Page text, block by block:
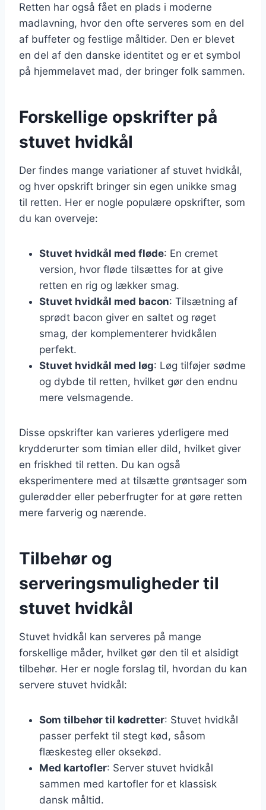
Retten har også fået en plads i moderne
madlavning, hvor den ofte serveres som en del
af buffeter og festlige måltider. Den er blevet
en del af den danske identitet og er et symbol
på hjemmelavet mad, der bringer folk sammen.
Forskellige opskrifter på
stuvet hvidkål
Der findes mange variationer af stuvet hvidkål,
og hver opskrift bringer sin egen unikke smag
til retten. Her er nogle populære opskrifter, som
du kan overveje:
Stuvet hvidkål med fløde: En cremet
version, hvor fløde tilsættes for at give
retten en rig og lækker smag.
Stuvet hvidkål med bacon: Tilsætning af
sprødt bacon giver en saltet og røget
smag, der komplementerer hvidkålen
perfekt.
Stuvet hvidkål med løg: Løg tilføjer sødme
og dybde til retten, hvilket gør den endnu
mere velsmagende.
Disse opskrifter kan varieres yderligere med
krydderurter som timian eller dild, hvilket giver
en friskhed til retten. Du kan også
eksperimentere med at tilsætte grøntsager som
gulerødder eller peberfrugter for at gøre retten
mere farverig og nærende.
Tilbehør og
serveringsmuligheder til
stuvet hvidkål
Stuvet hvidkål kan serveres på mange
forskellige måder, hvilket gør den til et alsidigt
tilbehør. Her er nogle forslag til, hvordan du kan
servere stuvet hvidkål:
Som tilbehør til kødretter: Stuvet hvidkål
passer perfekt til stegt kød, såsom
flæskesteg eller oksekød.
Med kartofler: Server stuvet hvidkål
sammen med kartofler for et klassisk
dansk måltid.